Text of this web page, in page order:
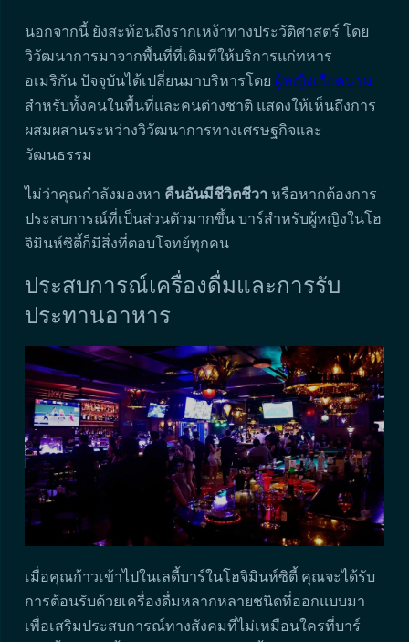
นอกจากนี้ ยังสะท้อนถึงรากเหง้าทางประวัติศาสตร์ โดย
วิวัฒนาการมาจากพื้นที่ที่เดิมทีให้บริการแก่ทหาร
อเมริกัน ปัจจุบันได้เปลี่ยนมาบริหารโดย ผู้หญิงเวียดนาม
สำหรับทั้งคนในพื้นที่และคนต่างชาติ แสดงให้เห็นถึงการ
ผสมผสานระหว่างวิวัฒนาการทางเศรษฐกิจและ
วัฒนธรรม
ไม่ว่าคุณกำลังมองหา คืนอันมีชีวิตชีวา หรือหากต้องการ
ประสบการณ์ที่เป็นส่วนตัวมากขึ้น บาร์สำหรับผู้หญิงในโฮ
จิมินห์ซิตี้ก็มีสิ่งที่ตอบโจทย์ทุกคน
ประสบการณ์เครื่องดื่มและการรับ
ประทานอาหาร
เมื่อคุณก้าวเข้าไปในเลดี้บาร์ในโฮจิมินห์ซิตี้ คุณจะได้รับ
การต้อนรับด้วยเครื่องดื่มหลากหลายชนิดที่ออกแบบมา
เพื่อเสริมประสบการณ์ทางสังคมที่ไม่เหมือนใครที่บาร์